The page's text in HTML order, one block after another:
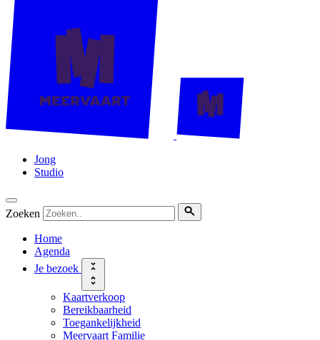
Jong
Studio
Zoeken
Home
Agenda
Je bezoek
Kaartverkoop
Bereikbaarheid
Toegankelijkheid
Meervaart Familie